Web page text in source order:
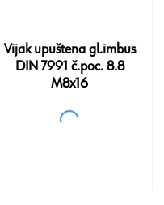
Vijak upuštena gl.imbus
DIN 7991 č.poc. 8.8
M8x16